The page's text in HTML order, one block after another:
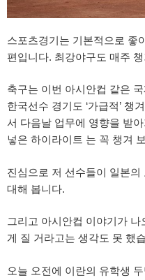
스포츠경기는 기본적으로 좋
편입니다. 최강야구도 매주
축구는 이번 아시안컵 같은
한국선수 경기도 ‘가급적’ 챙
서 다음날 업무에 영향을 받
넣은 하이라이트 는 꼭 챙겨
진심으로 저 선수들이 일본
대해 봅니다.
그리고 아시안컵 이야기가
게 질 거라고는 생각도 못 했
오늘 오전에 이란의 유학생